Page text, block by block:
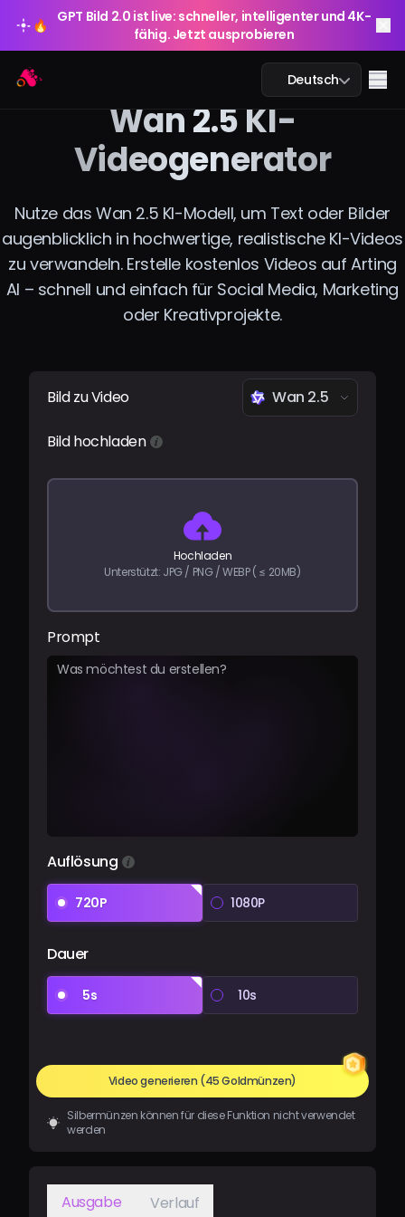
🔥
GPT Bild 2.0 ist live: schneller, intelligenter und 4K-
fähig. Jetzt ausprobieren
Deutsch
KI-Studium
KI-Bild
Anmelden
🔥
GPT Bild 2.0 ist live: schneller, intelligenter und 4K-
Wan 2.5 KI-
Videogenerator
Nutze das Wan 2.5 KI-Modell, um Text oder Bilder
augenblicklich in hochwertige, realistische KI-Videos
zu verwandeln. Erstelle kostenlos Videos auf Arting
AI – schnell und einfach für Social Media, Marketing
oder Kreativprojekte.
Bild zu Video Wan 2.5
Bild hochladen
Hochladen
Unterstützt: JPG / PNG / WEBP ( ≤ 20MB)
Prompt
Auflösung
720P 1080P
Dauer
5s 10s
Video generieren (45 Goldmünzen)
Silbermünzen können für diese Funktion nicht verwendet
werden
Ausgabe Verlauf